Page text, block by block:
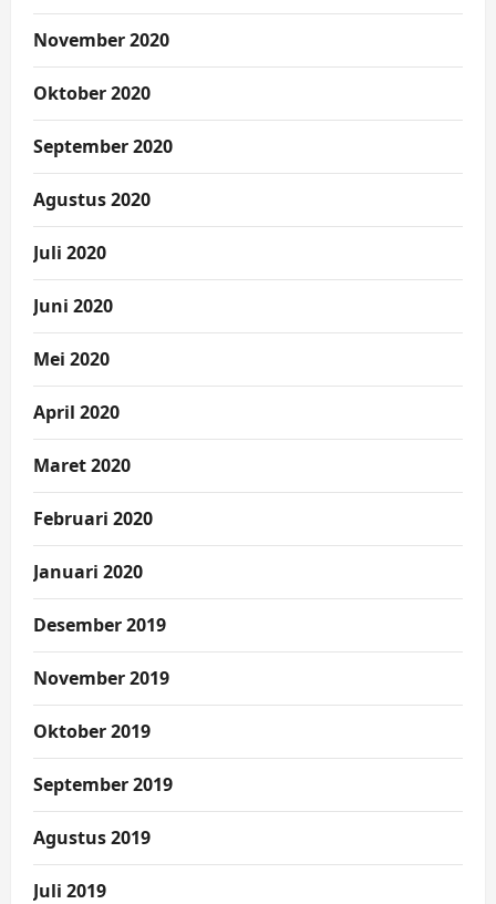
November 2020
Oktober 2020
September 2020
Agustus 2020
Juli 2020
Juni 2020
Mei 2020
April 2020
Maret 2020
Februari 2020
Januari 2020
Desember 2019
November 2019
Oktober 2019
September 2019
Agustus 2019
Juli 2019